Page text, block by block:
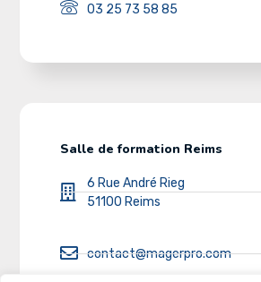
03 25 73 58 85
Salle de formation Reims
6 Rue André Rieg
51100 Reims
contact@magerpro.com